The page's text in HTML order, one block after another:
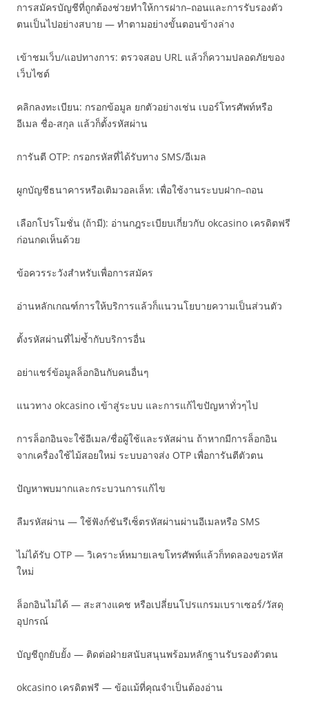
การสมัครบัญชีที่ถูกต้องช่วยทำให้การฝาก–ถอนและการรับรองตัว
ตนเป็นไปอย่างสบาย — ทำตามอย่างขั้นตอนข้างล่าง
เข้าชมเว็บ/แอปทางการ: ตรวจสอบ URL แล้วก็ความปลอดภัยของ
เว็บไซต์
คลิกลงทะเบียน: กรอกข้อมูล ยกตัวอย่างเช่น เบอร์โทรศัพท์หรือ
อีเมล ชื่อ-สกุล แล้วก็ตั้งรหัสผ่าน
การันตี OTP: กรอกรหัสที่ได้รับทาง SMS/อีเมล
ผูกบัญชีธนาคารหรือเติมวอลเล็ท: เพื่อใช้งานระบบฝาก–ถอน
เลือกโปรโมชั่น (ถ้ามี): อ่านกฎระเบียบเกี่ยวกับ okcasino เครดิตฟรี
ก่อนกดเห็นด้วย
ข้อควรระวังสำหรับเพื่อการสมัคร
อ่านหลักเกณฑ์การให้บริการแล้วก็แนวนโยบายความเป็นส่วนตัว
ตั้งรหัสผ่านที่ไม่ซ้ำกับบริการอื่น
อย่าแชร์ข้อมูลล็อกอินกับคนอื่นๆ
แนวทาง okcasino เข้าสู่ระบบ และการแก้ไขปัญหาทั่วๆไป
การล็อกอินจะใช้อีเมล/ชื่อผู้ใช้และรหัสผ่าน ถ้าหากมีการล็อกอิน
จากเครื่องใช้ไม้สอยใหม่ ระบบอาจส่ง OTP เพื่อการันตีตัวตน
ปัญหาพบมากและกระบวนการแก้ไข
ลืมรหัสผ่าน — ใช้ฟังก์ชันรีเซ็ตรหัสผ่านผ่านอีเมลหรือ SMS
ไม่ได้รับ OTP — วิเคราะห์หมายเลขโทรศัพท์แล้วก็ทดลองขอรหัส
ใหม่
ล็อกอินไม่ได้ — สะสางแคช หรือเปลี่ยนโปรแกรมเบราเซอร์/วัสดุ
อุปกรณ์
บัญชีถูกยับยั้ง — ติดต่อฝ่ายสนับสนุนพร้อมหลักฐานรับรองตัวตน
okcasino เครดิตฟรี — ข้อแม้ที่คุณจำเป็นต้องอ่าน